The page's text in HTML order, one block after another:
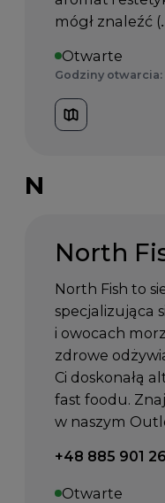
mógł znaleźć
Otwarte
Godziny otwarcia:
N
North
North Fish to
specjalizująca
i owocach
zdrowe
Ci doskonałą
fast foodu.
w naszym
Telefon
+48 885 901
Otwarte